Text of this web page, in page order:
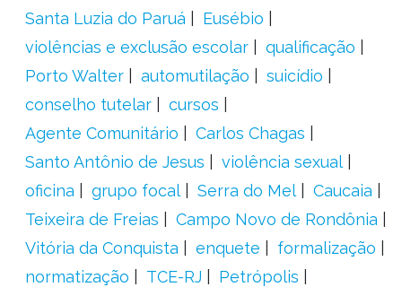
Santa Luzia do Paruá
Eusébio
violências e exclusão escolar
qualificação
Porto Walter
automutilação
suicídio
conselho tutelar
cursos
Agente Comunitário
Carlos Chagas
Santo Antônio de Jesus
violência sexual
oficina
grupo focal Serra do Mel
Caucaia
Teixeira de Freias
Campo Novo de Rondônia
Vitória da Conquista
enquete
formalização
normatização
TCE-RJ
Petrópolis